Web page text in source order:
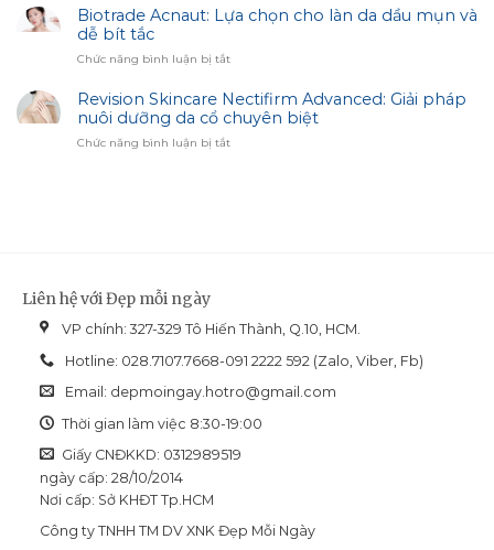
Bí
Sáng
Biotrade
Dụng
Sản
Image
Giải
Pháp
Chỉnh
Biotrade Acnaut: Lựa chọn cho làn da dầu mụn và
dễ bít tắc
Chức năng bình luận bị tắtở
Acnaut:
Lựa
chọn
cho
Revision Skincare Nectifirm Advanced: Giải pháp
nuôi dưỡng da cổ chuyên biệt
Chức năng bình luận bị tắtở
chuyên
Liên hệ với Đẹp mỗi ngày
VP chính: 327-329 Tô Hiến Thành, Q.10, HCM.
Hotline: 028.7107.7668-091 2222 592 (Zalo, Viber, Fb)
Email: depmoingay.hotro@gmail.com
Thời gian làm việc 8:30-19:00
Giấy CNĐKKD: 0312989519
ngày cấp: 28/10/2014
Nơi cấp: Sở KHĐT Tp.HCM
Công ty TNHH TM DV XNK Đẹp Mỗi Ngày